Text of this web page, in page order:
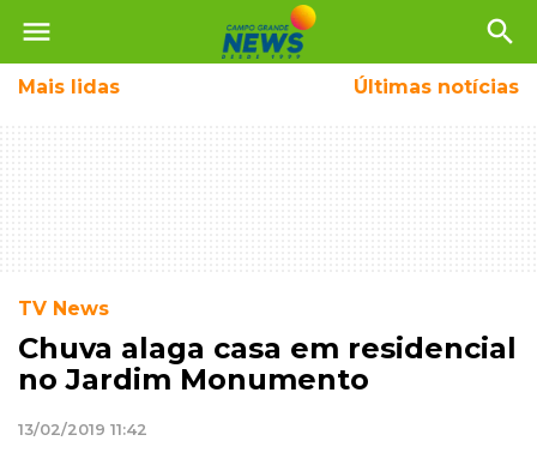
menu search
Mais lidas Últimas notícias
TV News
Chuva alaga casa em residencial
no Jardim Monumento
13/02/2019 11:42